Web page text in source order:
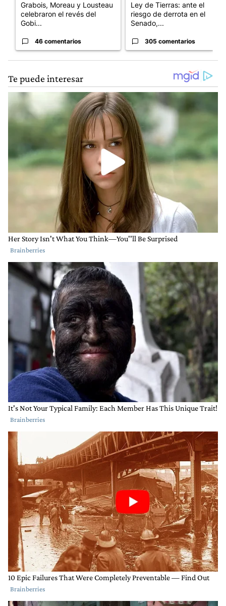
Grabois, Moreau y Lousteau
celebraron el revés del
Gobi...
46 comentarios
Ley de Tierras: ante el
riesgo de derrota en el
Senado,...
305 comentarios